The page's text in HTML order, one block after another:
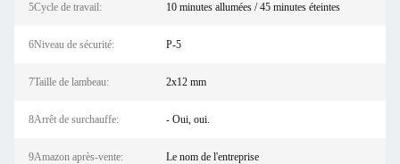
5Cycle de travail: 10 minutes allumées / 45 minutes éteintes
6Niveau de sécurité: P-5
7Taille de lambeau: 2x12 mm
8Arrêt de surchauffe: - Oui, oui.
9Amazon après-vente: Le nom de l'entreprise